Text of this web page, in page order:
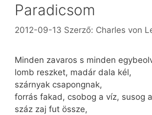
Paradicsom
2012-09-13 Szerző: Charles von
Minden zavaros s minden
lomb reszket, madár dala kél,
szárnyak csapongnak,
forrás fakad, csobog a víz, susog
száz zaj fut össze,